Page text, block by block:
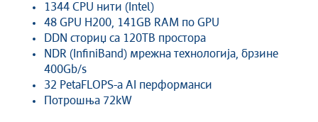
1344 CPU нити (Intel)
48 GPU H200, 141GB RAM по GPU
DDN сториџ са 120TB простора
NDR (InfiniBand) мрежна технологија, брзине
400Gb/s
32 PetaFLOPS-a AI перформанси
Потрошња 72kW